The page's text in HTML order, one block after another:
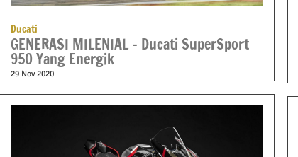
Ducati
GENERASI MILENIAL – Ducati SuperSport
950 Yang Energik
29 Nov 2020